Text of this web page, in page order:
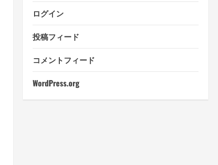
ログイン
投稿フィード
コメントフィード
WordPress.org